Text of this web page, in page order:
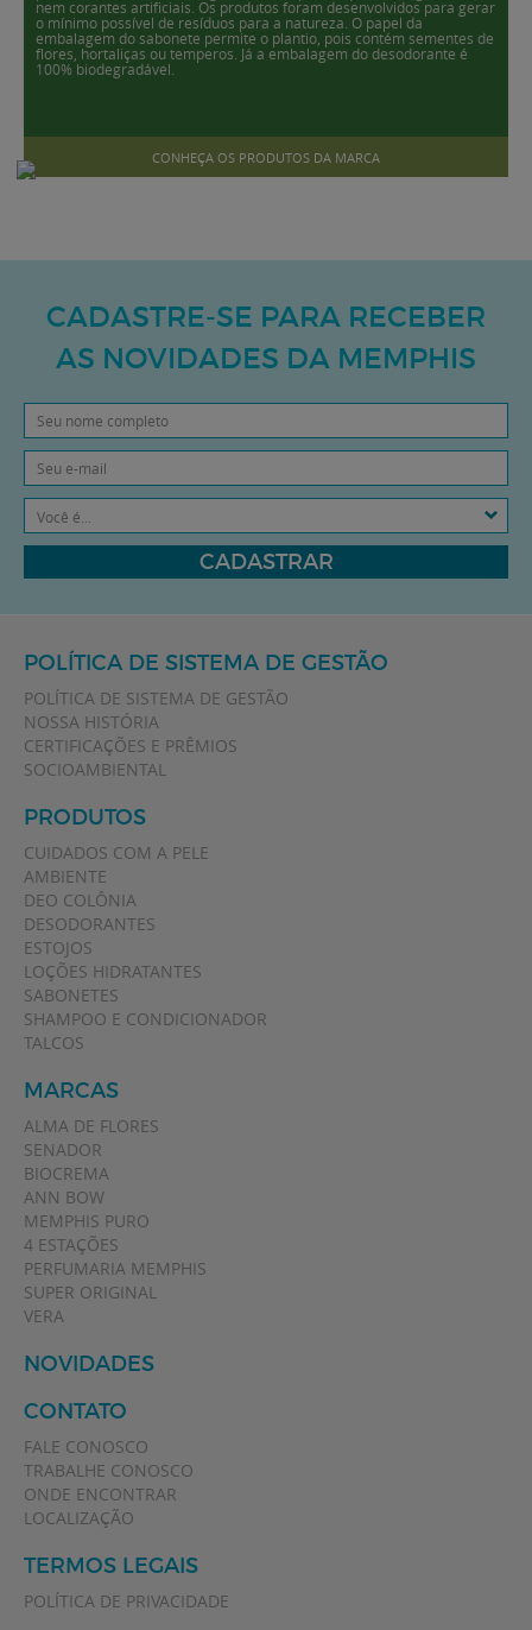
nem corantes artificiais. Os produtos foram desenvolvidos para gerar
o mínimo possível de resíduos para a natureza. O papel da
embalagem do sabonete permite o plantio, pois contém sementes de
flores, hortaliças ou temperos. Já a embalagem do desodorante é
100% biodegradável.
CONHEÇA OS PRODUTOS DA MARCA
CADASTRE-SE PARA RECEBER
AS NOVIDADES DA MEMPHIS
Você é...
CADASTRAR
POLÍTICA DE SISTEMA DE GESTÃO
POLÍTICA DE SISTEMA DE GESTÃO
NOSSA HISTÓRIA
CERTIFICAÇÕES E PRÊMIOS
SOCIOAMBIENTAL
PRODUTOS
CUIDADOS COM A PELE
AMBIENTE
DEO COLÔNIA
DESODORANTES
ESTOJOS
LOÇÕES HIDRATANTES
SABONETES
SHAMPOO E CONDICIONADOR
TALCOS
MARCAS
ALMA DE FLORES
SENADOR
BIOCREMA
ANN BOW
MEMPHIS PURO
4 ESTAÇÕES
PERFUMARIA MEMPHIS
SUPER ORIGINAL
VERA
NOVIDADES
CONTATO
FALE CONOSCO
TRABALHE CONOSCO
ONDE ENCONTRAR
LOCALIZAÇÃO
TERMOS LEGAIS
POLÍTICA DE PRIVACIDADE